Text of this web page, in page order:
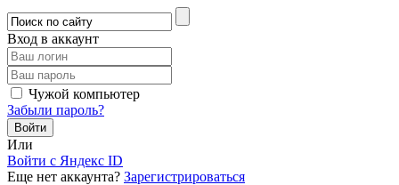
Вход в аккаунт
Чужой компьютер
Забыли пароль?
Или
Войти c Яндекс ID
Еще нет аккаунта? Зарегистрироваться